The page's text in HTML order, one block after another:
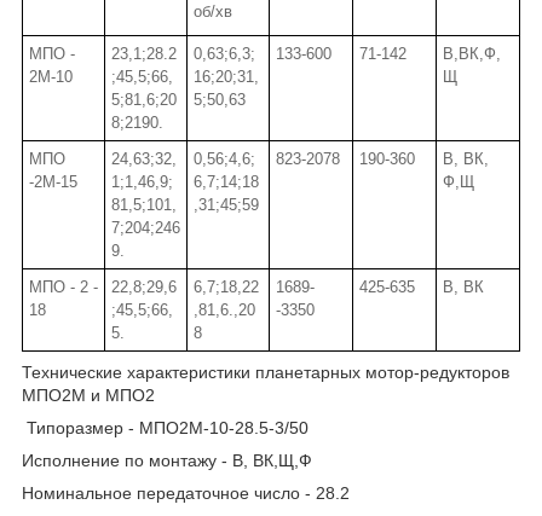
об/хв
МПО -
2М-10
23,1;28.2
;45,5;66,
5;81,6;20
8;2190.
0,63;6,3;
16;20;31,
5;50,63
133-600 71-142
В,ВК,Ф,
МПО
-2М-15
24,63;32,
1;1,46,9;
81,5;101,
7;204;246
9.
0,56;4,6;
6,7;14;18
,31;45;59
823-2078 190-360
В, ВК,
Ф,Щ
МПО - 2 -
18
22,8;29,6
;45,5;66,
5.
6,7;18,22
,81,6.,20
8
1689-
-3350
425-635 В, ВК
Технические характеристики планетарных мотор-редукторов
МПО2М и МПО2
Типоразмер - МПО2М-10-28.5-3/50
Исполнение по монтажу - В, ВК,Щ,Ф
Номинальное передаточное число - 28.2